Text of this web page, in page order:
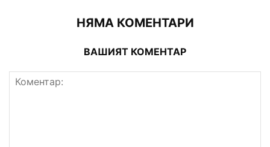
НЯМА КОМЕНТАРИ
ВАШИЯТ КОМЕНТАР